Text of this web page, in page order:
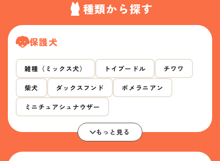
種類から探す
保護犬
雑種（ミックス犬） トイプードル チワワ
柴犬 ダックスフンド ポメラニアン
ミニチュアシュナウザー
もっと見る